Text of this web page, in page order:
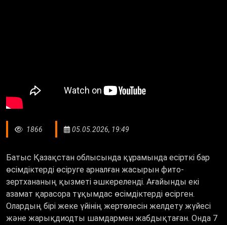
1866 05.05.2026, 19:49
Батыс Қазақстан облысында құрамында есірткі бар
өсімдіктерді өсіруге арналған жасырын фито-
зертхананың қызметі әшкереленді. Ағайынды екі
азамат қарасора тұқымдас өсімдіктерді өсірген.
Олардың бірі жеке үйінің жертөлесін желдету жүйесі
және жарықдиодты шамдармен жабдықтаған. Онда 7